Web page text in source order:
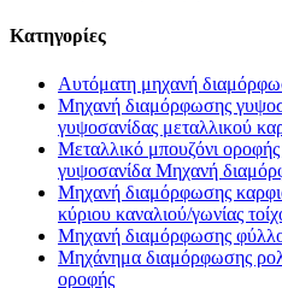
Κατηγορίες
Αυτόματη μηχανή
Μηχανή διαμόρφωσης
γυψοσανίδας μεταλλικού
Μεταλλικό μπουζόνι οροφής
γυψοσανίδα Μηχανή
Μηχανή διαμόρφωσης
κύριου καναλιού/γωνίας
Μηχανή διαμόρφωσης
Μηχάνημα διαμόρφωσης
οροφής